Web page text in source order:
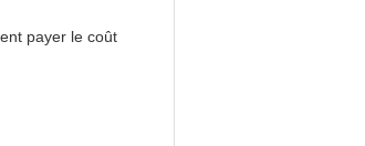
payer le coût